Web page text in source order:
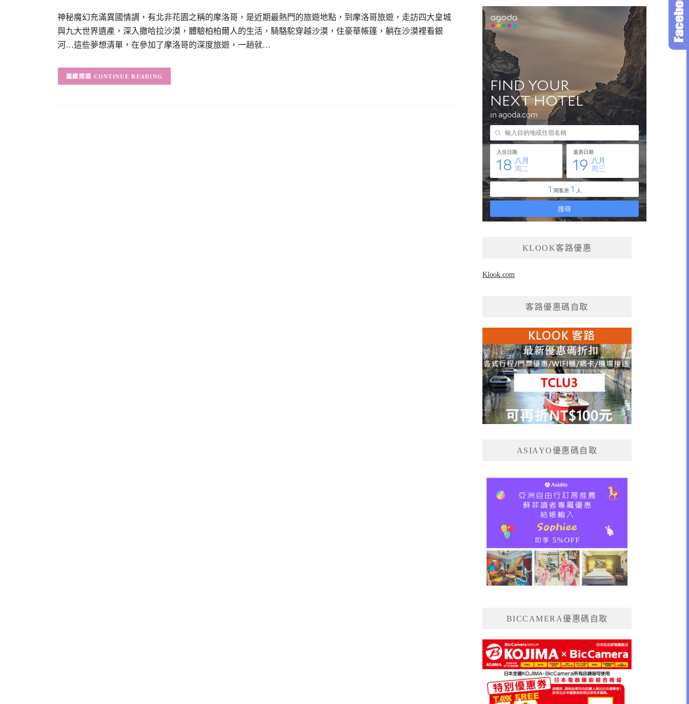
神秘魔幻充滿異國情調，有北非花園之稱的摩洛哥，是近期最熱門的旅遊地點，到摩洛哥旅遊，走訪四大皇城
與九大世界遺產，深入撒哈拉沙漠，體驗柏柏爾人的生活，騎駱駝穿越沙漠，住豪華帳篷，躺在沙漠裡看銀
河…這些夢想清單，在參加了摩洛哥的深度旅遊，一趟就…
CONTINUE READING
KLOOK客路優惠
Klook.com
客路優惠碼自取
ASIAYO優惠碼自取
BICCAMERA優惠碼自取